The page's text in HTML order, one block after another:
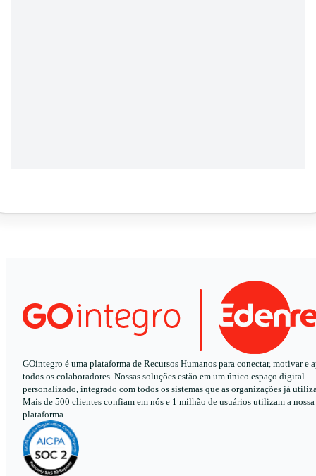
GOintegro é uma plataforma de Recursos Humanos para conectar, motivar e
todos os colaboradores. Nossas soluções estão em um único espaço digital
personalizado, integrado com todos os sistemas que as organizações já
Mais de 500 clientes confiam em nós e 1 milhão de usuários utilizam a nossa
plataforma.